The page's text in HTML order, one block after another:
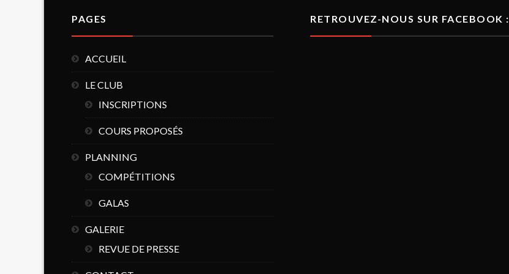
PAGES
ACCUEIL
LE CLUB
INSCRIPTIONS
COURS PROPOSÉS
PLANNING
COMPÉTITIONS
GALAS
GALERIE
REVUE DE PRESSE
RETROUVEZ-NOUS SUR FACEBOOK :